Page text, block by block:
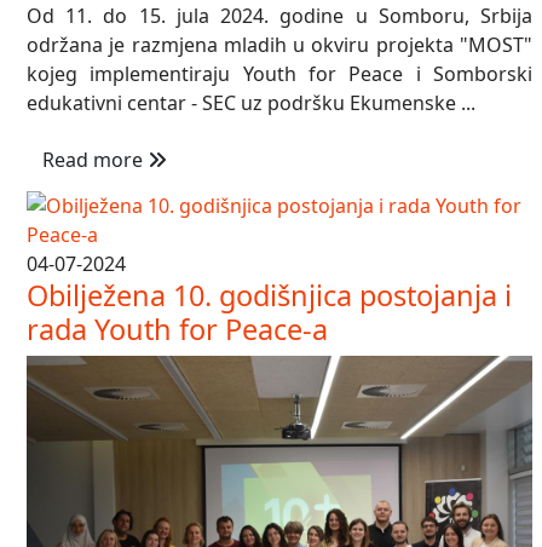
Od 11. do 15. jula 2024. godine u Somboru, Srbija
održana je razmjena mladih u okviru projekta "MOST"
kojeg implementiraju Youth for Peace i Somborski
edukativni centar - SEC uz podršku Ekumenske ...
Read more
04-07-2024
Obilježena 10. godišnjica postojanja i
rada Youth for Peace-a